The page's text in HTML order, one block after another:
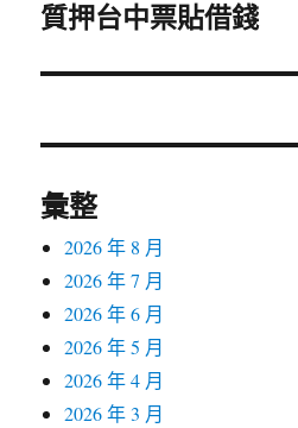
一
文
質押台中票貼借錢
彙整
2026 年 8 月
2026 年 7 月
2026 年 6 月
2026 年 5 月
2026 年 4 月
2026 年 3 月